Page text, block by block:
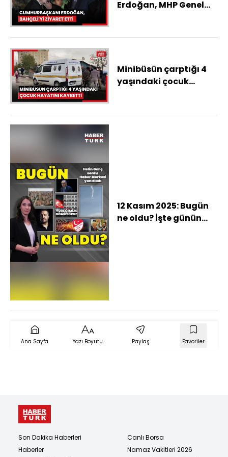
Erdoğan, MHP Genel
Minibüsün çarptığı 4
yaşındaki çocuk
12 Kasım 2025: Bugün
ne oldu? İşte günün
Ana Sayfa Yazı Boyutu Paylaş Favoriler
Son Dakika Haberleri
Haberler
Canlı Borsa
Namaz Vakitleri 2026